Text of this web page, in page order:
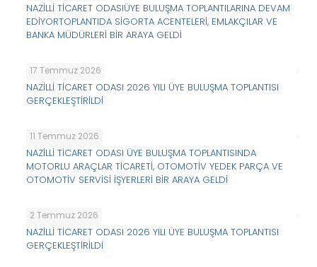
NAZİLLİ TİCARET ODASIÜYE BULUŞMA TOPLANTILARINA DEVAM
EDİYORTOPLANTIDA SİGORTA ACENTELERİ, EMLAKÇILAR VE
BANKA MÜDÜRLERİ BİR ARAYA GELDİ
17 Temmuz 2026
NAZİLLİ TİCARET ODASI 2026 YILI ÜYE BULUŞMA TOPLANTISI
GERÇEKLEŞTİRİLDİ
11 Temmuz 2026
NAZİLLİ TİCARET ODASI ÜYE BULUŞMA TOPLANTISINDA
MOTORLU ARAÇLAR TİCARETİ, OTOMOTİV YEDEK PARÇA VE
OTOMOTİV SERVİSİ İŞYERLERİ BİR ARAYA GELDİ
2 Temmuz 2026
NAZİLLİ TİCARET ODASI 2026 YILI ÜYE BULUŞMA TOPLANTISI
GERÇEKLEŞTİRİLDİ